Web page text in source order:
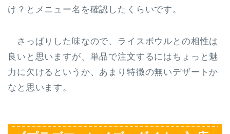
け？とメニュー名を確認したくらいです。
さっぱりした味なので、ライスボウルとの相性は
良いと思いますが、単品で注文するにはちょっと魅
力に欠けるというか、あまり特徴の無いデザートか
なと思います。